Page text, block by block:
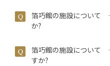
箔巧館の施設につい
か?
箔巧館の施設について
すか?